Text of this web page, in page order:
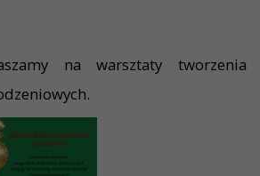
na warsztaty tworzenia